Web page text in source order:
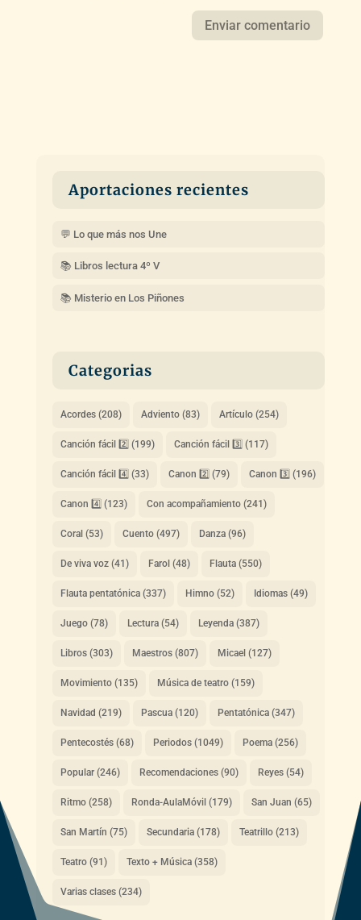
Aportaciones recientes
💬 Lo que más nos Une
📚 Libros lectura 4º V
📚 Misterio en Los Piñones
Categorias
Acordes(208) Adviento(83) Artículo(254)
Canción fácil 2️⃣ (199) Canción fácil 3️⃣ (117)
Canción fácil 4️⃣ (33) Canon 2️⃣ (79) Canon 3️⃣ (196)
Canon 4️⃣ (123) Con acompañamiento(241)
Coral(53) Cuento(497) Danza(96)
De viva voz(41) Farol(48) Flauta(550)
Flauta pentatónica(337) Himno(52) Idiomas(49)
Juego(78) Lectura(54) Leyenda(387)
Libros(303) Maestros(807) Micael(127)
Movimiento(135) Música de teatro(159)
Navidad (219) Pascua(120) Pentatónica(347)
Pentecostés(68) Periodos(1049) Poema(256)
Popular(246) Recomendaciones(90) Reyes(54)
Ritmo(258) Ronda-AulaMóvil(179) San Juan (65)
San Martín (75) Secundaria(178) Teatrillo(213)
Teatro(91) Texto + Música(358)
Varias clases(234)